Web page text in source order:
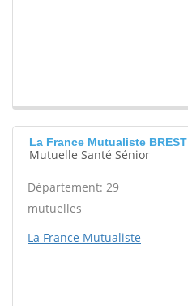
La France Mutualiste BREST
Mutuelle Santé Sénior
Département: 29
mutuelles
La France Mutualiste